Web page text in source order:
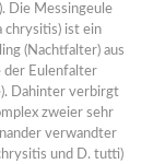
Die Messingeule
chrysitis) ist ein
(Nachtfalter) aus
der Eulenfalter
Dahinter verbirgt
zweier sehr
verwandter
und D. tutti)